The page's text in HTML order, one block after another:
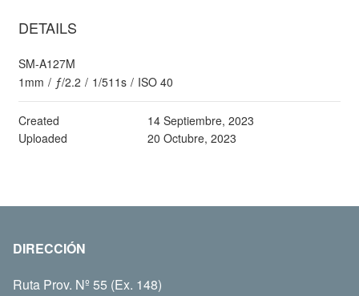
DETAILS
SM-A127M
1mm / ƒ/2.2 / 1/511s / ISO 40
Created
14 Septiembre, 2023
Uploaded
20 Octubre, 2023
DIRECCIÓN
Ruta Prov. Nº 55 (Ex. 148)